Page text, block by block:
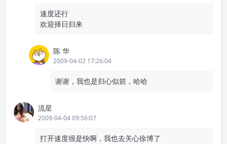
速度还行
欢迎择日归来
陈 华
2009-04-02 17:26:04
谢谢，我也是归心似箭，哈哈
流星
2009-04-04 09:56:07
打开速度很是快啊，我也去关心徐博了